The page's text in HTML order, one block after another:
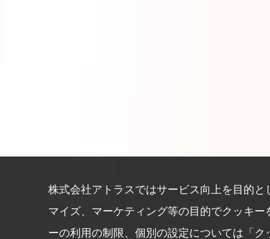
株式会社アトラスではサービス向上を目的
マイズ、マーケティング等の目的でクッキ
ーの利用の制限、個別の設定については「